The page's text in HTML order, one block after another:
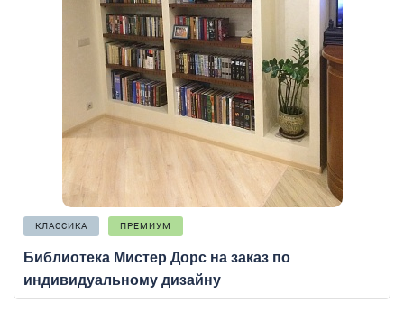
КЛАССИКА ПРЕМИУМ
Библиотека Мистер Дорс на заказ по
индивидуальному дизайну